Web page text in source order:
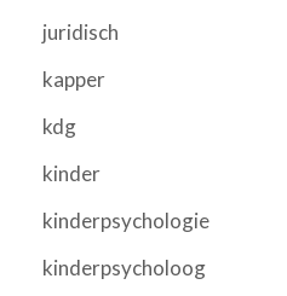
juridisch
kapper
kdg
kinder
kinderpsychologie
kinderpsycholoog